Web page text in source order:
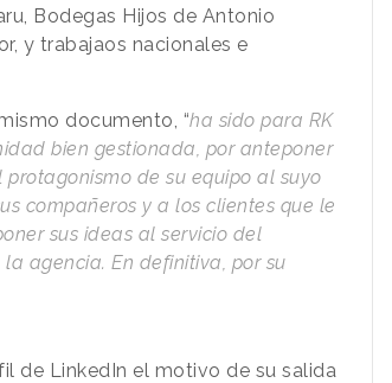
Bodegas Hijos de Antonio
y trabajaos nacionales e
documento, “ha sido para RK
bien gestionada, por anteponer
de su equipo al suyo
compañeros y a los clientes que le
sus ideas al servicio del
agencia. En definitiva, por su
de LinkedIn el motivo de su salida